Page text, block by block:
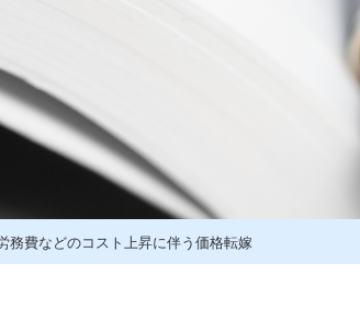
務費などのコスト上昇に伴う価格転嫁